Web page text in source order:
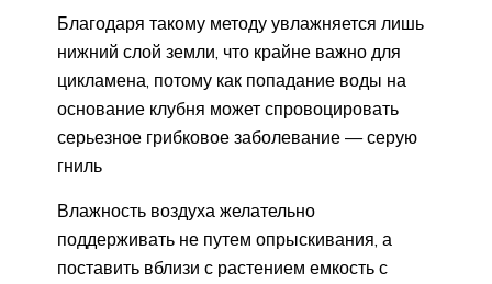
Благодаря такому методу увлажняется лишь
нижний слой земли, что крайне важно для
цикламена, потому как попадание воды на
основание клубня может спровоцировать
серьезное грибковое заболевание — серую
гниль
Влажность воздуха желательно
поддерживать не путем опрыскивания, а
поставить вблизи с растением емкость с